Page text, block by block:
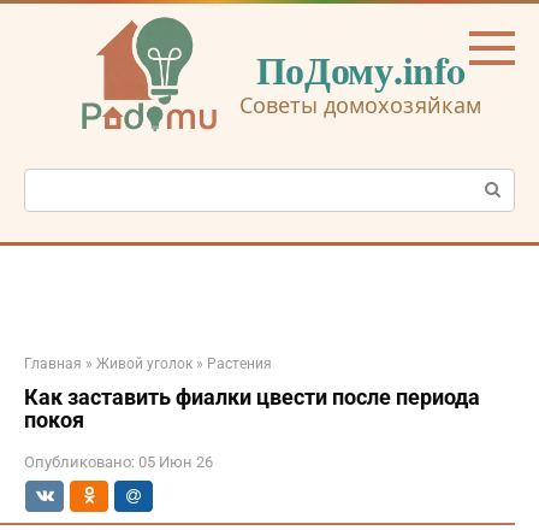
Перейти
ПоДому.info
Советы домохозяйкам
Поиск:
Главная » Живой уголок » Растения
Как заставить фиалки цвести после периода
покоя
Опубликовано: 05 Июн 26